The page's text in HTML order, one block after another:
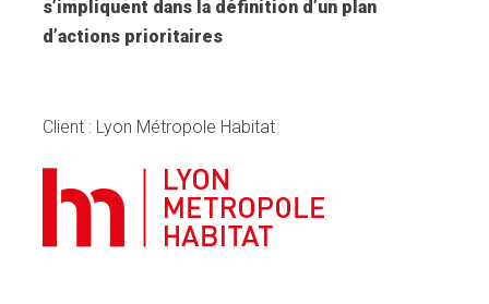
s’impliquent dans la définition d’un plan
d’actions prioritaires
Client : Lyon Métropole Habitat